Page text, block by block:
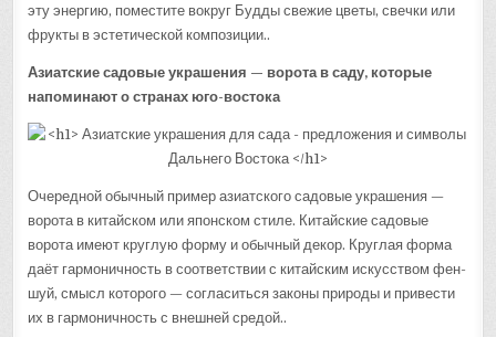
эту энергию, поместите вокруг Будды свежие цветы, свечки или
фрукты в эстетической композиции..
Азиатские садовые украшения — ворота в саду, которые
напоминают о странах юго-востока
Очередной обычный пример азиатского садовые украшения —
ворота в китайском или японском стиле. Китайские садовые
ворота имеют круглую форму и обычный декор. Круглая форма
даёт гармоничность в соответствии с китайским искусством фен-
шуй, смысл которого — согласиться законы природы и привести
их в гармоничность с внешней средой..